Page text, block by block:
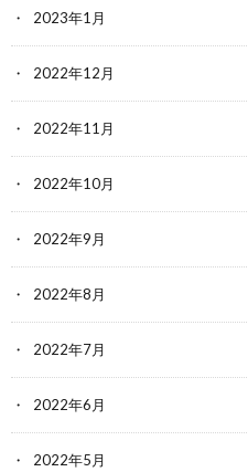
2023年1月
2022年12月
2022年11月
2022年10月
2022年9月
2022年8月
2022年7月
2022年6月
2022年5月